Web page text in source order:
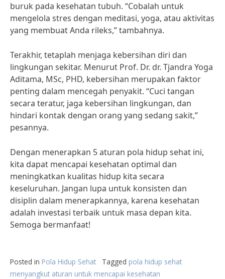
buruk pada kesehatan tubuh. “Cobalah untuk
mengelola stres dengan meditasi, yoga, atau aktivitas
yang membuat Anda rileks,” tambahnya.
Terakhir, tetaplah menjaga kebersihan diri dan
lingkungan sekitar. Menurut Prof. Dr. dr. Tjandra Yoga
Aditama, MSc, PHD, kebersihan merupakan faktor
penting dalam mencegah penyakit. “Cuci tangan
secara teratur, jaga kebersihan lingkungan, dan
hindari kontak dengan orang yang sedang sakit,”
pesannya.
Dengan menerapkan 5 aturan pola hidup sehat ini,
kita dapat mencapai kesehatan optimal dan
meningkatkan kualitas hidup kita secara
keseluruhan. Jangan lupa untuk konsisten dan
disiplin dalam menerapkannya, karena kesehatan
adalah investasi terbaik untuk masa depan kita.
Semoga bermanfaat!
Posted in Pola Hidup Sehat Tagged pola hidup sehat
menyangkut aturan untuk mencapai kesehatan